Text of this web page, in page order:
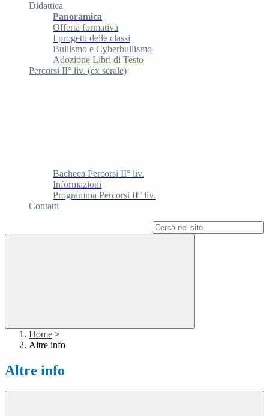
Didattica
Panoramica
Offerta formativa
I progetti delle classi
Bullismo e Cyberbullismo
Adozione Libri di Testo
Percorsi II° liv. (ex serale)
Bacheca Percorsi II° liv.
Informazioni
Programma Percorsi II° liv.
Contatti
Home >
Altre info
Altre info